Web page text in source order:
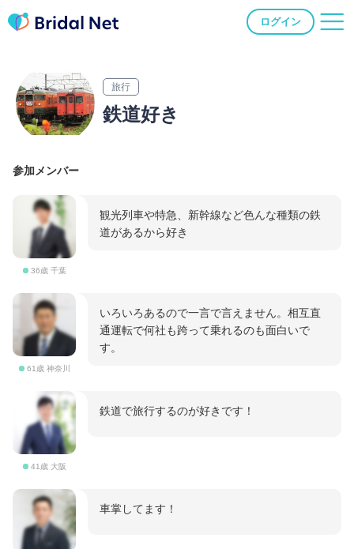
ログイン
旅行
鉄道好き
参加メンバー
36歳 千葉
観光列車や特急、新幹線など色んな種類の鉄
道があるから好き
61歳 神奈川
いろいろあるので一言で言えません。相互直
通運転で何社も跨って乗れるのも面白いで
す。
41歳 大阪
鉄道で旅行するのが好きです！
車掌してます！